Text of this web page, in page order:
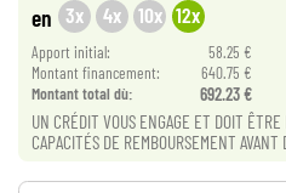
Packs
Voir nos
en 3x 4x 10x 12x
Apport initial: 58.25 €
Montant financement:
640.75 €
Montant total dù:
692.23 €
UN CRÉDIT VOUS ENGAGE ET DOIT
CAPACITÉS DE REMBOURSEMENT AVANT